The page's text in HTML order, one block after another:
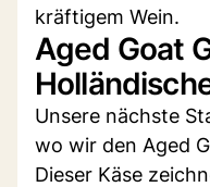
kräftigem Wein.
Aged Goat
Unsere nächste
wo wir den Aged
Dieser Käse